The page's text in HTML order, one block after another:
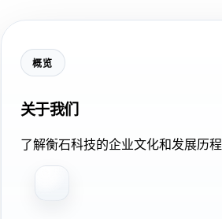
概览
关于我们
了解衡石科技的企业文化和发展历程